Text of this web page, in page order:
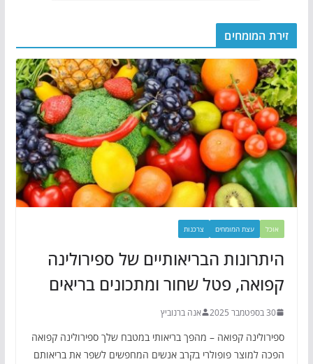
זירת המומחים
אוכל עצת המומחים צרכנות
היתרונות הבריאותיים של ספירולינה
קפואה, פטל שחור ומתכונים בריאים
30 בספטמבר 2025 אנה ברנוביץ
ספירולינה קפואה – מהפך בריאותי במטבח שלך ספירולינה קפואה
הפכה למוצר פופולרי בקרב אנשים המחפשים לשפר את בריאותם